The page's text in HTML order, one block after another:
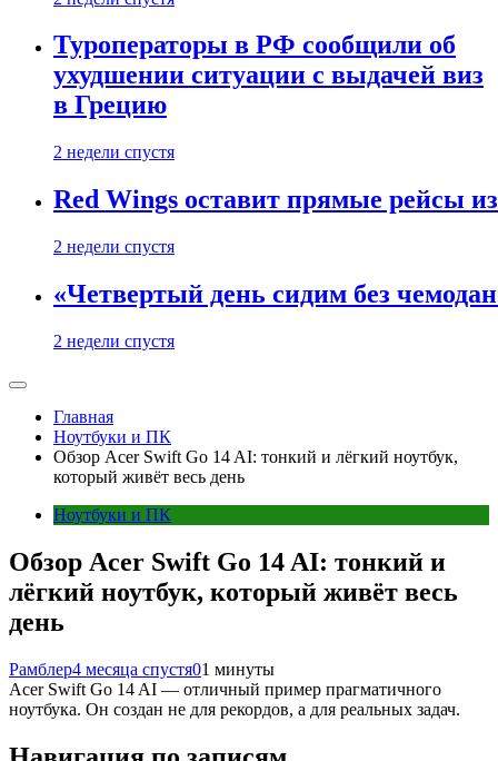
Туроператоры в РФ сообщили об
ухудшении ситуации с выдачей виз
в Грецию
2 недели спустя
Red Wings оставит прямые рейсы
2 недели спустя
«Четвертый день сидим без
2 недели спустя
Главная
Ноутбуки и ПК
Обзор Acer Swift Go 14 AI: тонкий и лёгкий ноутбук,
который живёт весь день
Ноутбуки и ПК
Обзор Acer Swift Go 14 AI: тонкий и
лёгкий ноутбук, который живёт весь
день
Рамблер4 месяца спустя01 минуты
Acer Swift Go 14 AI — отличный пример прагматичного
ноутбука. Он создан не для рекордов, а для реальных задач.